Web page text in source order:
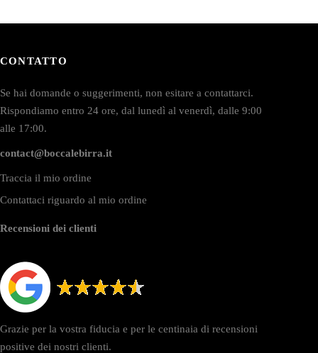
CONTATTO
Se hai domande o suggerimenti, non esitare a contattarci.
Rispondiamo entro 24 ore, dal lunedì al venerdì, dalle 9:00
alle 17:00.
contact@boccalebirra.it
Traccia il mio ordine
Contattaci riguardo al mio ordine
Recensioni dei clienti
Grazie per la vostra fiducia e per le centinaia di recensioni
positive dei nostri clienti.